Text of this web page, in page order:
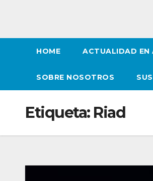
HOME ACTUALIDAD EN
SOBRE NOSOTROS
Etiqueta: Riad